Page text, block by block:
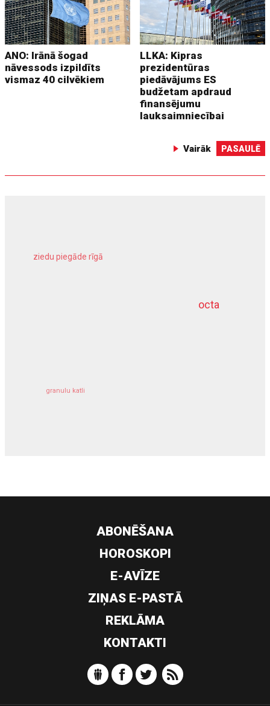
ANO: Irānā šogad
nāvessods izpildīts
vismaz 40 cilvēkiem
LLKA: Kipras
prezidentūras
piedāvājums ES
budžetam apdraud
finansējumu
lauksaimniecībai
Vairāk PASAULĒ
octa
ziedu piegāde rīgā
granulu katli
dziļurbums
ABONĒŠANA
HOROSKOPI
E-AVĪZE
ZIŅAS E-PASTĀ
REKLĀMA
KONTAKTI